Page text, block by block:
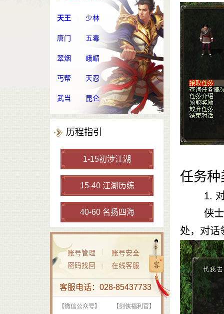
天王 少林
唐门 五毒
翠烟 峨嵋
丐帮 天忍
武当 昆仑
历程指引
1-15初涉江湖
15-40 江湖历练
40-60 名扬四海
账号管理
账号安全
密码找回
在线客服
客服电话：028-85437733
【微信公众号】 【剑侠福利官】
任务种
1.
侠士前
处，对话